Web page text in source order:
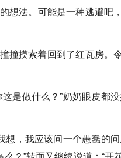
想法。可能是一种逃避吧
撞摸索着回到了红瓦房。
是做什么？”奶奶眼皮都
想，我应该问一个愚蠢的